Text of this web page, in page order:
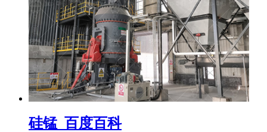
硅锰_百度百科